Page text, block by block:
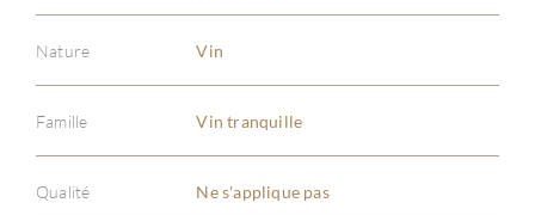
Nature Vin
Famille Vin tranquille
Qualité Ne s'applique pas